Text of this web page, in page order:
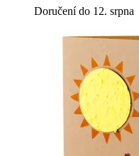
Doručení do 12. srpna